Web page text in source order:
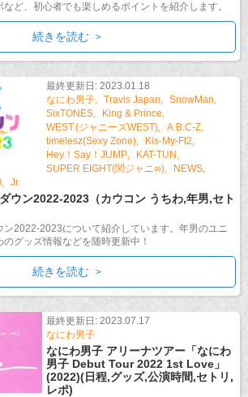
ど、初心者でも楽しめるポイントを紹介します。
続きを読む
最終更新日: 2023.01.18
なにわ男子
Travis Japan
SnowMan
SixTONES
King & Prince
WEST.(ジャニーズWEST)
A.B.C-Z
timelesz(Sexy Zone)
Kis-My-Ft2
Hey！Say！JUMP
KAT-TUN
SUPER EIGHT(関ジャニ∞)
NEWS
Jr.
ウン2022-2023（カウコン うちわ,年男,セト
ン2022-2023について紹介しています。年男のユニ
グッズ情報などを随時更新中！
続きを読む
最終更新日: 2023.07.17
なにわ男子
なにわ男子 アリーナツアー「なにわ
男子 Debut Tour 2022 1st Love」
(2022)(日程,グッズ,公演時間,セトリ,
レポ)